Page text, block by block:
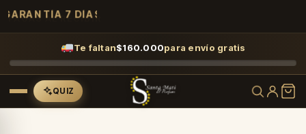
GARANTÍA 7 DÍAS
Te faltan$160.000para envío gratis
QUIZ